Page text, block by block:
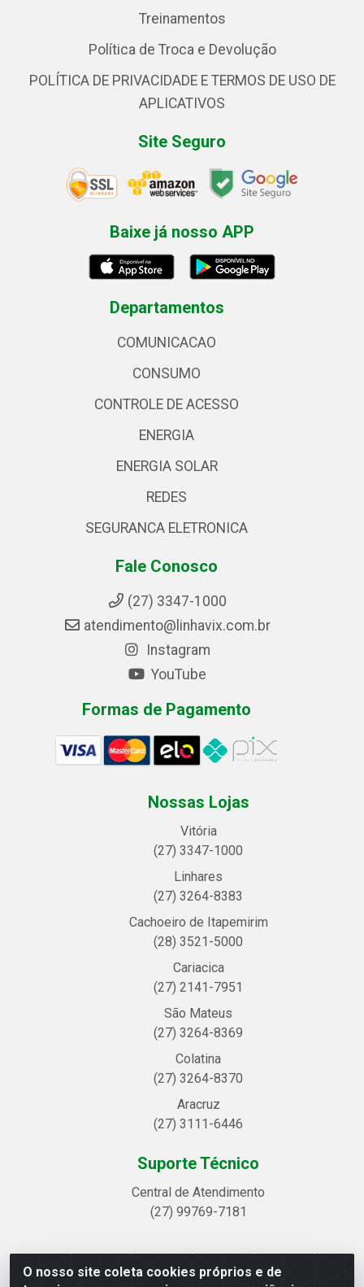
O nosso site coleta cookies próprios e de
Treinamentos
Política de Troca e Devolução
POLÍTICA DE PRIVACIDADE E TERMOS DE USO DE
APLICATIVOS
Site Seguro
Baixe já nosso APP
Departamentos
COMUNICACAO
CONSUMO
CONTROLE DE ACESSO
ENERGIA
ENERGIA SOLAR
REDES
SEGURANCA ELETRONICA
Fale Conosco
(27) 3347-1000
atendimento@linhavix.com.br
Instagram
YouTube
Formas de Pagamento
Nossas Lojas
Vitória
(27) 3347-1000
Linhares
(27) 3264-8383
Cachoeiro de Itapemirim
(28) 3521-5000
Cariacica
(27) 2141-7951
São Mateus
(27) 3264-8369
Colatina
(27) 3264-8370
Aracruz
(27) 3111-6446
Suporte Técnico
Central de Atendimento
(27) 99769-7181
Linhavix Distribuidora LTDA - Avenida Alegre, 2521 -